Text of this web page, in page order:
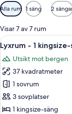
Tillgängliga
filter
för
rum
Alla rum 1 säng 2
Visar 7 av 7 rum
Öppna
alla
foton
för
Lyxrum
-
1
2
Lyxrum - 1
Utsikt mot bergen
37 kvadratmeter
1 sovrum
3 sovplatser
1 kingsize-säng